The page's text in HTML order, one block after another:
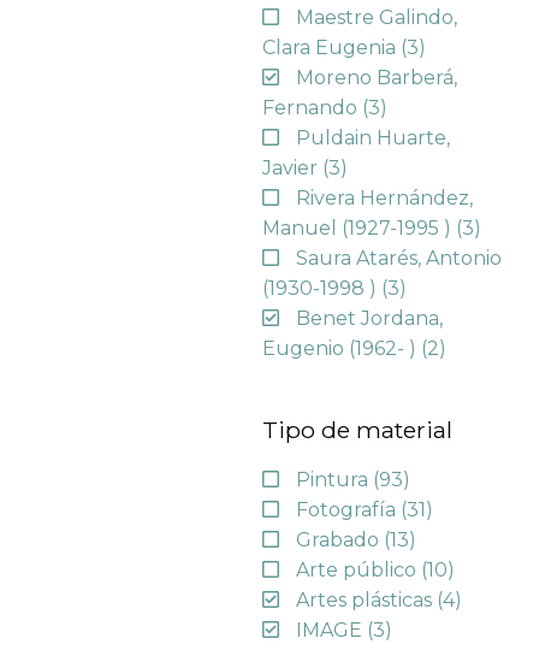
Maestre Galindo,
Clara Eugenia (3)
Moreno Barberá,
Fernando (3)
Puldain Huarte,
Javier (3)
Rivera Hernández,
Manuel (1927-1995 ) (3)
Saura Atarés, Antonio
(1930-1998 ) (3)
Benet Jordana,
Eugenio (1962- ) (2)
Tipo de material
Pintura (93)
Fotografía (31)
Grabado (13)
Arte público (10)
Artes plásticas (4)
IMAGE (3)